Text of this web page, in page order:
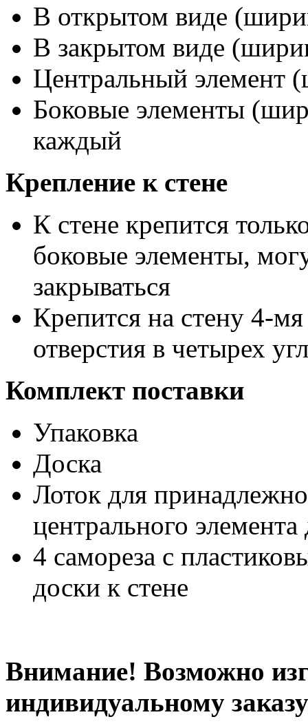
В открытом виде
В закрытом виде
Центральный элемент
Боковые элементы
каждый
Крепление к стене
К стене крепится
боковые элементы,
закрываться
Крепится на стену 4-
отверстия в четырех
Комплект поставки
Упаковка
Доска
Лоток для
центрального элемента
4 самореза с
доски к стене
Внимание! Возможно
индивидуальному заказу